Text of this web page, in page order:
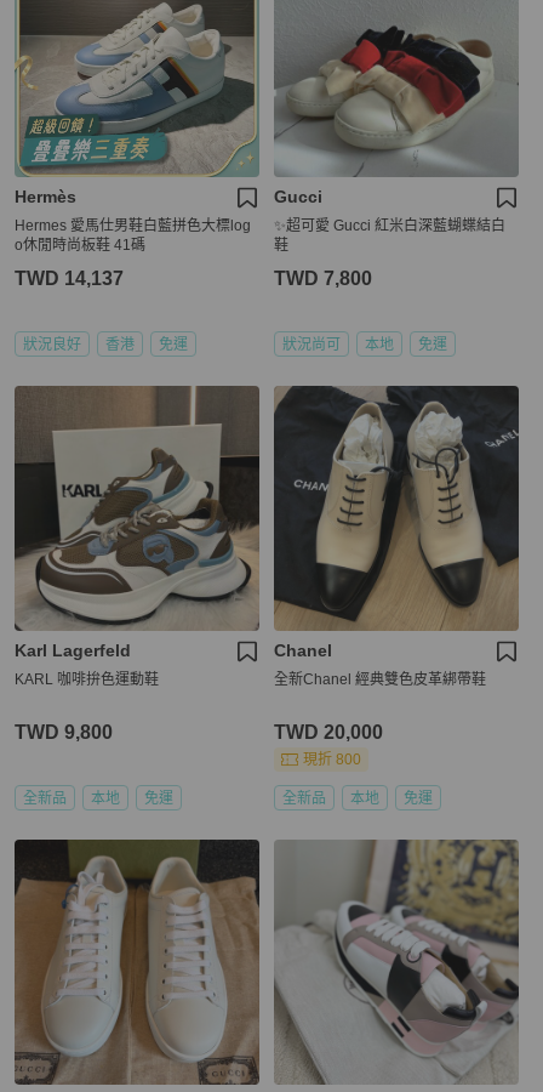
Hermès
Hermes 愛馬仕男鞋白藍拼色大標log
o休閒時尚板鞋 41碼
TWD 14,137
狀況良好 香港 免運
Gucci
✨超可愛 Gucci 紅米白深藍蝴蝶結白
鞋
TWD 7,800
狀況尚可 本地 免運
Karl Lagerfeld
KARL 咖啡拚色運動鞋
TWD 9,800
全新品 本地 免運
Chanel
全新Chanel 經典雙色皮革綁帶鞋
TWD 20,000
現折 800
全新品 本地 免運